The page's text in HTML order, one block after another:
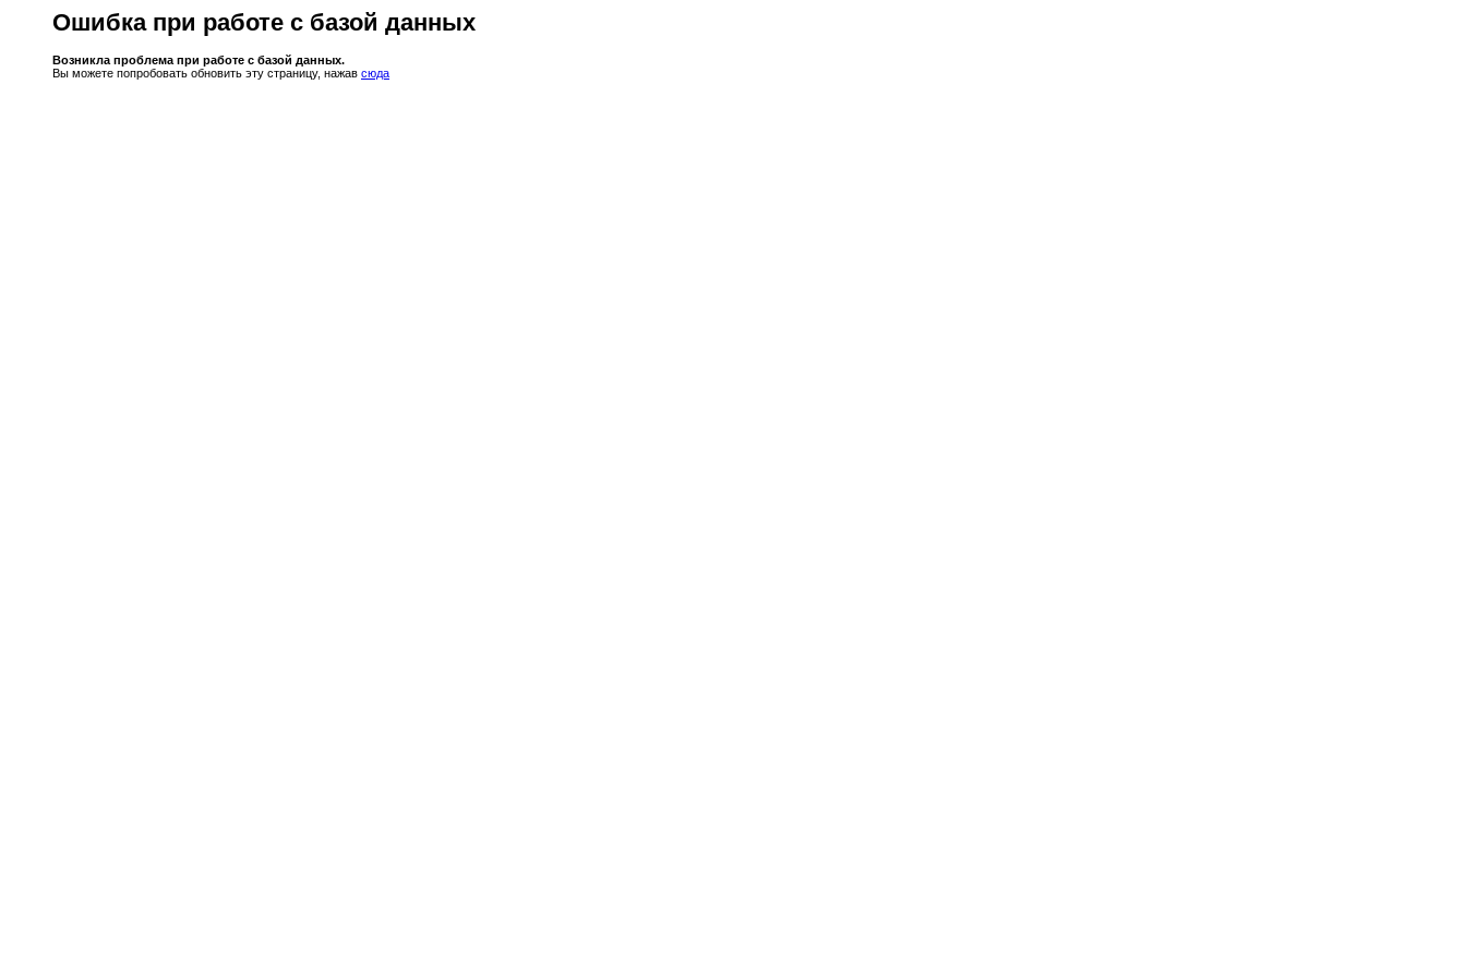
Ошибка при работе с базой данных
Возникла проблема при работе с базой данных.
Вы можете попробовать обновить эту страницу, нажав сюда